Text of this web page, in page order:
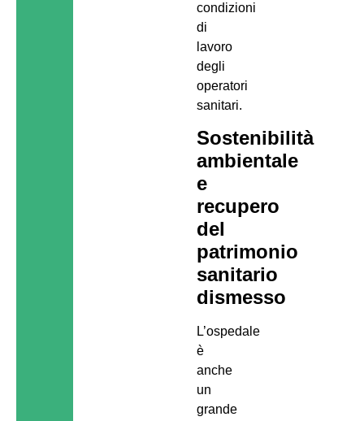
condizioni
di
lavoro
degli
operatori
sanitari.
Sostenibilità
ambientale
e
recupero
del
patrimonio
sanitario
dismesso
L’ospedale
è
anche
un
grande